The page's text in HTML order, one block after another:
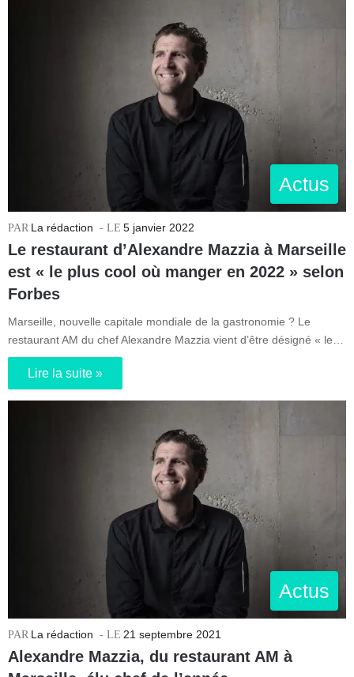
Actus
La rédaction 5 janvier 2022
Le restaurant d’Alexandre Mazzia à Marseille
est « le plus cool où manger en 2022 » selon
Forbes
Marseille, nouvelle capitale mondiale de la gastronomie ? Le
restaurant AM du chef Alexandre Mazzia vient d’être désigné « le…
Lire la suite »
Actus
La rédaction 21 septembre 2021
Alexandre Mazzia, du restaurant AM à